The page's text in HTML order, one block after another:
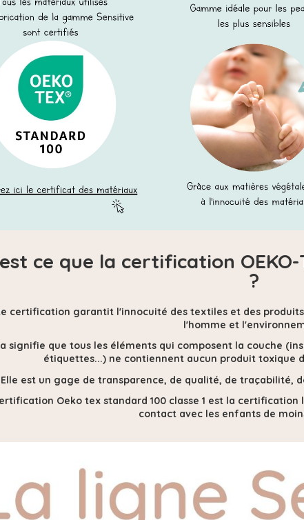
ce que la certification OEKO-
?
certification garantit l'innocuité des textiles et des
l'homme et
signifie que tous les éléments qui composent la couche
étiquettes...) ne contiennent aucun produit toxique
Elle est un gage de transparence, de qualité, de traçabilité,
Oeko tex standard 100 classe 1 est la
contact avec les enfants de